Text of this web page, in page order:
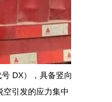
DX），具备竖向
空引发的应力集中